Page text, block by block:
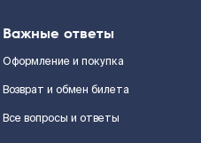
Важные ответы
Оформление и покупка
Возврат и обмен билета
Все вопросы и ответы